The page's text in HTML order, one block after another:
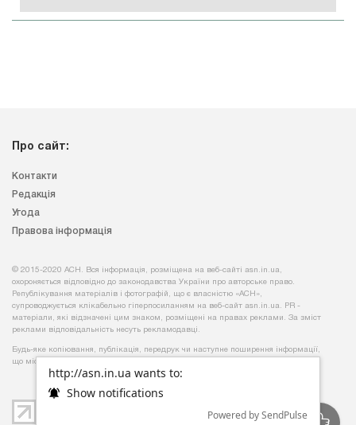
http://asn.in.ua wants to:
Show notifications
Powered by SendPulse
Про сайт:
Контакти
Редакція
Угода
Правова інформація
© 2015-2020 АСН. Вся інформація, розміщена на веб-сайті asn.in.ua,
охороняється відповідно до законодавства України про авторське право.
Републікування матеріалів і фотографій, що є власністю «АСН»,
супроводжується клікабельно гіперпосиланням на веб-сайт asn.іn.ua. PR -
матеріали, які відзначені цим знаком, розміщені на правах реклами. За зміст
реклами відповідальність несуть рекламодавці.
Будь-яке копiювання, публiкацiя, передрук чи наступне поширення iнформацiї,
що мiстить посилання на